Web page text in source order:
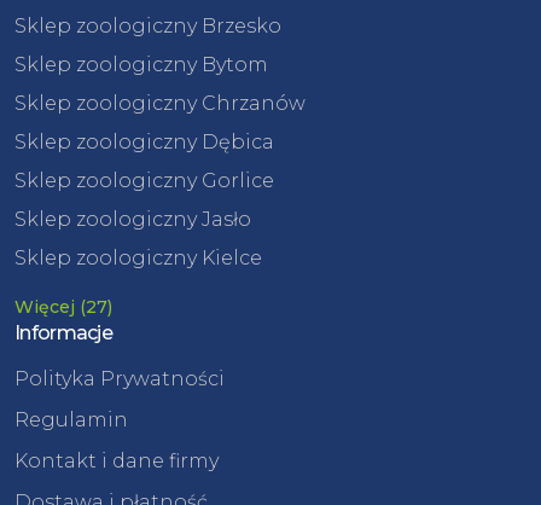
Sklep zoologiczny Brzesko
Sklep zoologiczny Bytom
Sklep zoologiczny Chrzanów
Sklep zoologiczny Dębica
Sklep zoologiczny Gorlice
Sklep zoologiczny Jasło
Sklep zoologiczny Kielce
Więcej (27)
Informacje
Polityka Prywatności
Regulamin
Kontakt i dane firmy